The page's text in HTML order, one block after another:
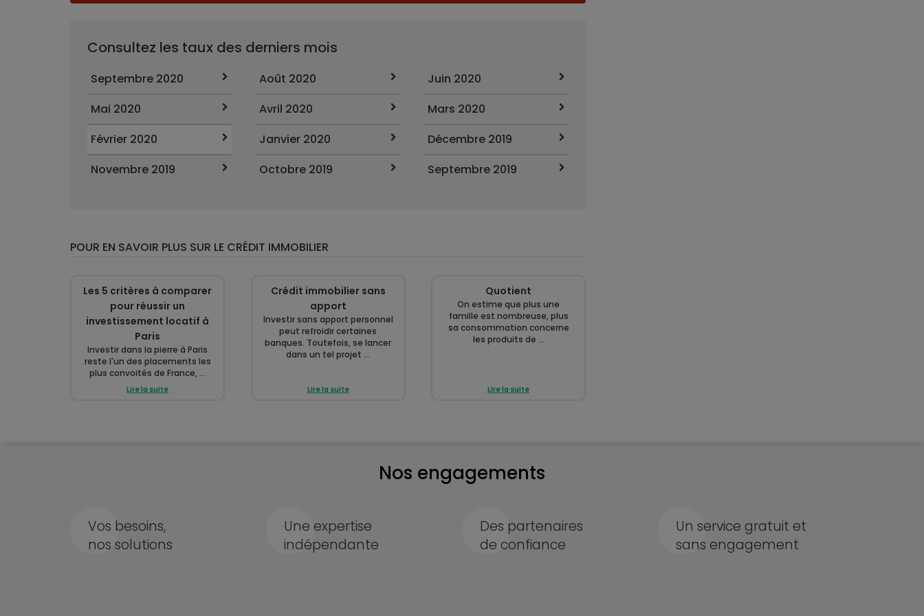
Consultez les taux des derniers mois
Septembre 2020 Août 2020
Juin 2020
Mai 2020
Avril 2020
Mars 2020
Février 2020
Janvier 2020
Décembre 2019
Novembre 2019
Octobre 2019 Septembre 2019
POUR EN SAVOIR PLUS SUR LE CRÉDIT IMMOBILIER
Les 5 critères à comparer
pour réussir un
investissement locatif à
Paris
Investir dans la pierre à Paris
reste l'un des placements les
plus convoités de France, ...
Lire la suite
Crédit immobilier sans
apport
Investir sans apport personnel
peut refroidir certaines
banques. Toutefois, se lancer
dans un tel projet ...
Lire la suite
Quotient
On estime que plus une
famille est nombreuse, plus
sa consommation concerne
les produits de ...
Lire la suite
Nos engagements
Vos besoins,
nos solutions
Une expertise
indépendante
Des partenaires
de confiance
Un service gratuit et
sans engagement